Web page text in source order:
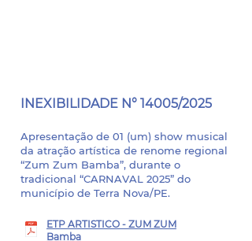
INEXIBILIDADE N° 14005/2025
Apresentação de 01 (um) show musical
da atração artística de renome regional
“Zum Zum Bamba”, durante o
tradicional “CARNAVAL 2025” do
município de Terra Nova/PE.
ETP ARTISTICO - ZUM ZUM
Bamba